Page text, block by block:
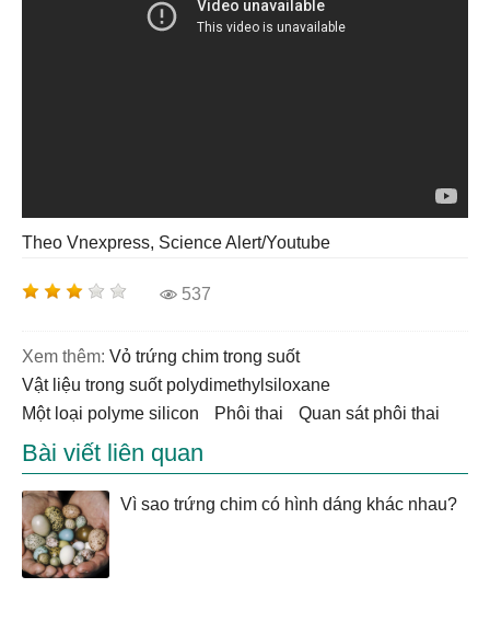
Theo Vnexpress, Science Alert/Youtube
537
Xem thêm:
Vỏ trứng chim trong suốt
vật liệu trong suốt polydimethylsiloxane
một loại polyme silicon
phôi thai quan sát phôi thai
Bài viết liên quan
Vì sao trứng chim có hình dáng khác nhau?